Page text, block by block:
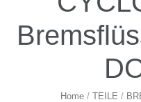
Home/ TEILE /